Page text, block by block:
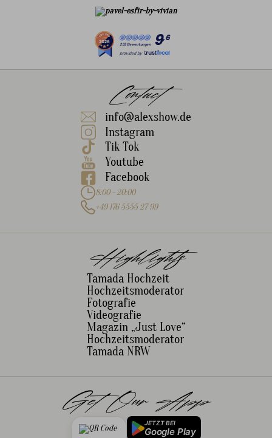
253 Bewertungen 9,6
provided by
Contact
info@alexshow.de
Instagram
Tik Tok
Youtube
Facebook
8:00 - 20:00
+49 176 5555 27 99
Highlights
Tamada Hochzeit
Hochzeitsmoderator
Fotografie
Videografie
Magazin „Just Love“
Hochzeitsmoderator
Tamada NRW
Get Our App
JETZT BEI
Google Play